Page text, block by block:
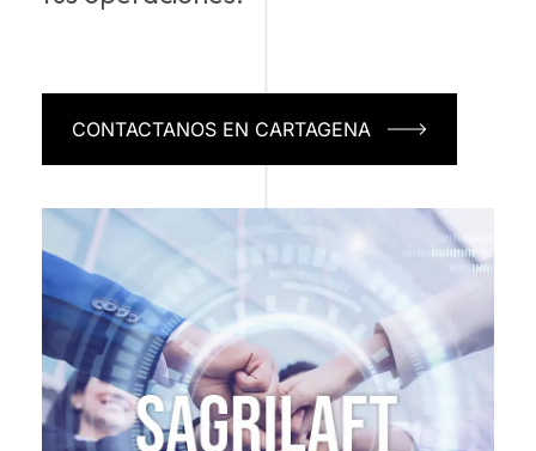
CONTACTANOS EN CARTAGENA